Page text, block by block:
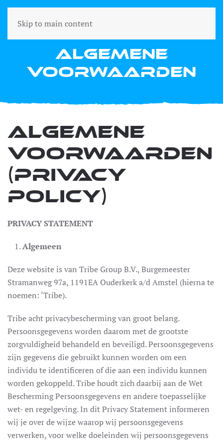
Skip to main content
Algemene
voorwaarden
Algemene
voorwaarden
(privacy
policy)
PRIVACY STATEMENT
Algemeen
Deze website is van Tribe Group B.V., Burgemeester
Stramanweg 97a, 1191EA Ouderkerk a/d Amstel (hierna te
noemen: ‘Tribe).
Tribe acht privacybescherming van groot belang.
Persoonsgegevens worden daarom met de grootste
zorgvuldigheid behandeld en beveiligd. Persoonsgegevens
zijn gegevens die gebruikt kunnen worden om een
individu te identificeren of die aan een individu kunnen
worden gekoppeld. Tribe houdt zich daarbij aan de Wet
Bescherming Persoonsgegevens en andere toepasselijke
wet- en regelgeving. In dit Privacy Statement informeren
wij je over de wijze waarop wij persoonsgegevens
verwerken, voor welke doeleinden wij persoonsgegevens